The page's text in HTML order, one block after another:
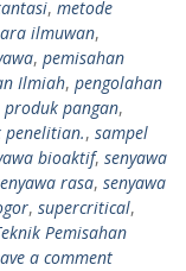
, metode
ilmuwan,
, pemisahan
Ilmiah, pengolahan
produk pangan,
penelitian., sampel
bioaktif, senyawa
rasa, senyawa
, supercritical,
Pemisahan
a comment